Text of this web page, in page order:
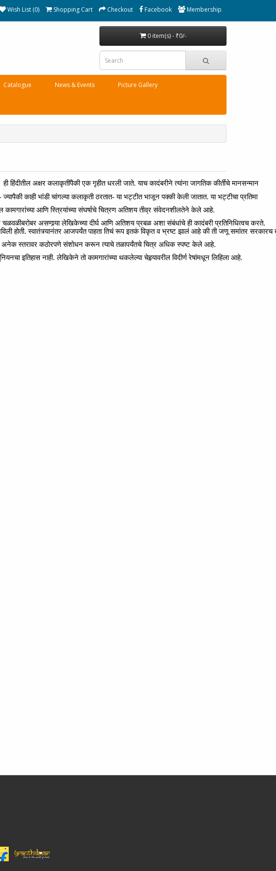
Wish List (0) Shopping Cart Checkout Facebook Membership
0 item(s) - ₹0/-
Catalogue News & Events Picture Gallery
ही हिंदीतील अक्षर कलाकृतींपैकी एक गृहीत धरली जाते. याच कादंबरीने त्यांना जागतिक कीर्तीचे मानसन्मान
ज्यापैकी काही भांडी चांगल्या कलाकृती ठरतात- या भट्टीत भाजून पक्की केली जातात. या भट्टीचा प्रतिमा
कामगारांच्या आणि स्त्रियांच्या संघर्षाचे चित्रण अतिशय तीव्र संवेदनशीलतेने केले आहे.
चळवळीबरोबर असणार्‍या लेखिकेच्या दीर्घ आणि अतिशय प्रबळ अशा संबंधांचे ही कादंबरी प्रतिनिधित्वच करते.
होती. स्वातंत्र्यानंतर आजपर्यंत पाहता तिचं रूप इतकं विकृत व भ्रष्ट झालं आहे की ती जणू समांतर सरकारच
अनेक स्तरावर कठोरपणे संशोधन करून त्याचे तळापर्यंतचे चित्र अधिक स्पष्ट केले आहे.
इतिहास नाही. लेखिकेने तो कामगारांच्या थकलेल्या चेहर्‍यावरील विदीर्ण रेषांमधून लिहिला आहे.